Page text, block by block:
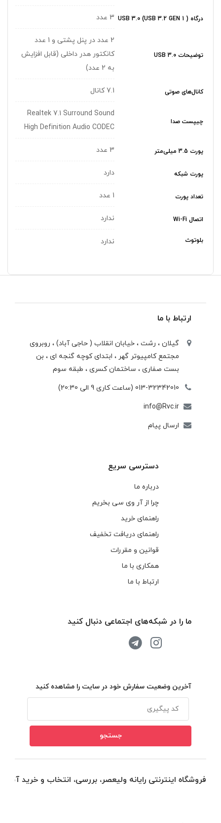
درگاه USB 3.0 (USB 3.2 GEN 1 ) 3 عدد
توضیحات USB 3.0
2 عدد در پنل پشتی و 1 عدد
کانکتور هدر داخلی (قابل افزایش
به 2 عدد)
کانال‌های صوتی 7.1 کانال
چیپست صدا
Realtek 7.1 Surround Sound
High Definition Audio CODEC
پورت 3.5 میلی‌متر 3 عدد
پورت شبکه دارد
تعداد پورت 1 عدد
اتصال Wi-Fi ندارد
بلوتوث ندارد
ارتباط با ما
گیلان ، رشت ، خيابان انقلاب ( حاجی آباد) ، روبروی
مجتمع كامپيوتر گهر ، ابتدای كوچه گنجه ای ، بن
بست صفاری ، ساختمان كسری ، طبقه سوم
013-32342010 (ساعت کاری 9 الی 20:30)
info@Rvc.ir
ارسال پیام
دسترسی سریع
درباره ما
چرا از آر وی سی بخریم
راهنمای خرید
راهنمای دریافت تخفیف
قوانین و مقررات
همکاری با ما
ارتباط با ما
ما را در شبکه‌های اجتماعی دنبال کنید
آخرین وضعیت سفارش خود در سایت را مشاهده کنید
فروشگاه اینترنتی رایانه ولیعصر، بررسی، انتخاب و خرید